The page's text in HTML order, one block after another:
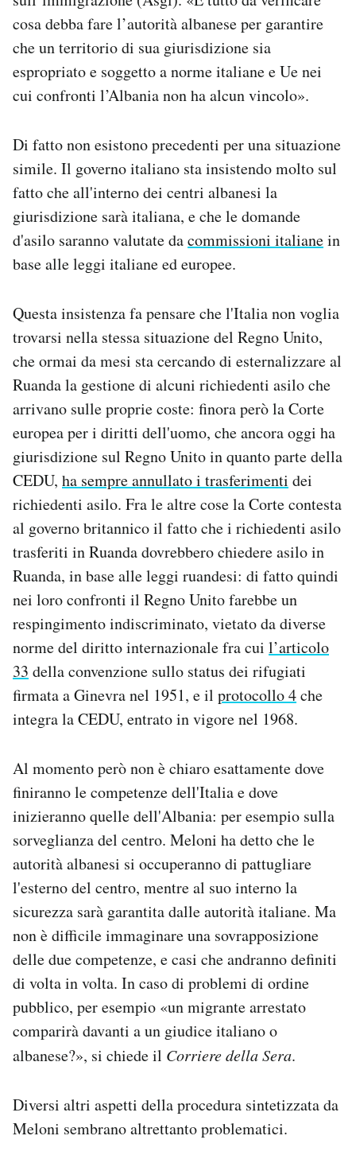
cosa debba fare l’autorità albanese per garantire
che un territorio di sua giurisdizione sia
espropriato e soggetto a norme italiane e Ue nei
cui confronti l’Albania non ha alcun vincolo».
Di fatto non esistono precedenti per una situazione
simile. Il governo italiano sta insistendo molto sul
fatto che all'interno dei centri albanesi la
giurisdizione sarà italiana, e che le domande
d'asilo saranno valutate dacommissioni italianein
base alle leggi italiane ed europee.
Questa insistenza fa pensare che l'Italia non voglia
trovarsi nella stessa situazione del Regno Unito,
che ormai da mesi sta cercando di esternalizzare al
Ruanda la gestione di alcuni richiedenti asilo che
arrivano sulle proprie coste: finora però la Corte
europea per i diritti dell'uomo, che ancora oggi ha
giurisdizione sul Regno Unito in quanto parte della
CEDU, ha sempre annullato i trasferimenti dei
richiedenti asilo. Fra le altre cose la Corte contesta
al governo britannico il fatto che i richiedenti asilo
trasferiti in Ruanda dovrebbero chiedere asilo in
Ruanda, in base alle leggi ruandesi: di fatto quindi
nei loro confronti il Regno Unito farebbe un
respingimento indiscriminato, vietato da diverse
norme del diritto internazionale fra cui l’articolo
33 della convenzione sullo status dei rifugiati
firmata a Ginevra nel 1951, e il protocollo 4che
integra la CEDU, entrato in vigore nel 1968.
Al momento però non è chiaro esattamente dove
finiranno le competenze dell'Italia e dove
inizieranno quelle dell'Albania: per esempio sulla
sorveglianza del centro. Meloni ha detto che le
autorità albanesi si occuperanno di pattugliare
l'esterno del centro, mentre al suo interno la
sicurezza sarà garantita dalle autorità italiane. Ma
non è difficile immaginare una sovrapposizione
delle due competenze, e casi che andranno definiti
di volta in volta. In caso di problemi di ordine
pubblico, per esempio «un migrante arrestato
comparirà davanti a un giudice italiano o
albanese?», si chiede il Corriere della Sera.
Diversi altri aspetti della procedura sintetizzata da
Meloni sembrano altrettanto problematici.